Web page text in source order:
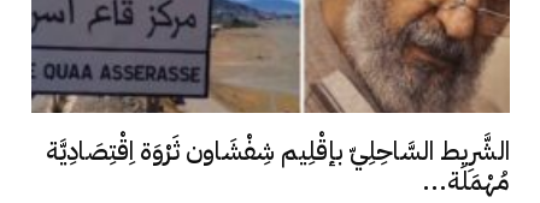
الشَّرِيط السَّاحِلِيّ بإقْلِيم شِفْشَاون ثَرْوَة اِقْتِصَادِيَّة
مُهْمَلَة...